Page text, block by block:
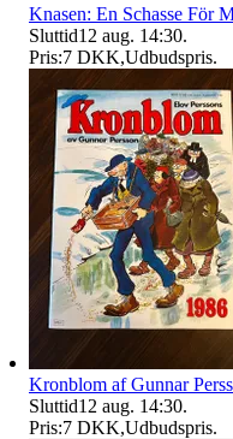
Knasen: En Schasse För
Sluttid12 aug. 14:30.
Pris:7 DKK,Udbudspris.
Kronblom af Gunnar
Sluttid12 aug. 14:30.
Pris:7 DKK,Udbudspris.